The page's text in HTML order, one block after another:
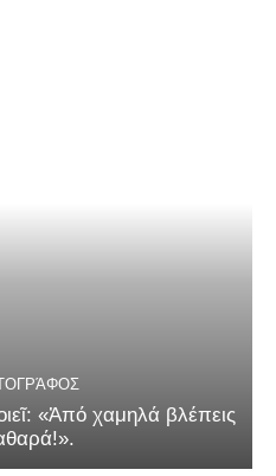
«Ἀπό χαμηλά βλέπεις